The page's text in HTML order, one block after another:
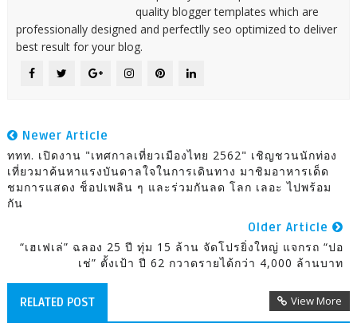
quality blogger templates which are
professionally designed and perfectlly seo optimized to deliver
best result for your blog.
Newer Article
ททท. เปิดงาน "เทศกาลเที่ยวเมืองไทย 2562" เชิญชวนนักท่อง
เที่ยวมาค้นหาแรงบันดาลใจในการเดินทาง มาชิมอาหารเด็ด
ชมการแสดง ช็อปเพลิน ๆ และร่วมกันลด โลก เลอะ ไปพร้อม
กัน
Older Article
“เฮเฟเล่” ฉลอง 25 ปี ทุ่ม 15 ล้าน จัดโปรยิ่งใหญ่ แจกรถ “ปอ
เช่” ตั้งเป้า ปี 62 กวาดรายได้กว่า 4,000 ล้านบาท
RELATED POST View More